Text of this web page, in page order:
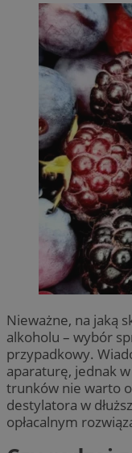
Nieważne, na jaką
alkoholu – wybór
przypadkowy.
aparaturę, jednak
trunków nie warto
destylatora w
opłacalnym